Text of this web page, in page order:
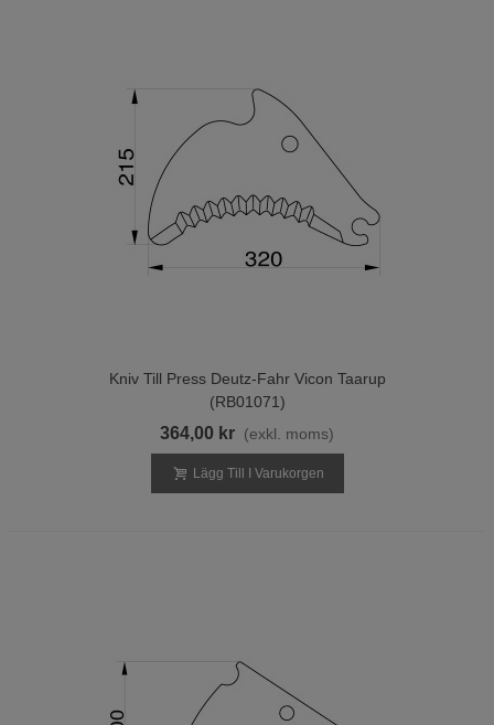
Kniv Till Press Deutz-Fahr Vicon Taarup
(RB01071)
364,00 kr (exkl. moms)
Lägg Till I Varukorgen